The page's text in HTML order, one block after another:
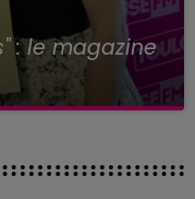
: le magazine